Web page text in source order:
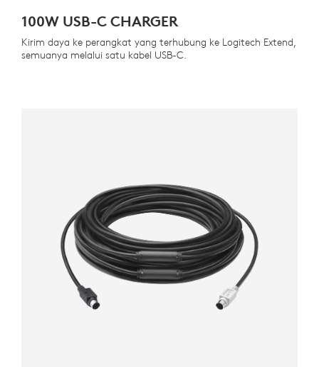
100W USB-C CHARGER
Kirim daya ke perangkat yang terhubung ke Logitech Extend,
semuanya melalui satu kabel USB-C.